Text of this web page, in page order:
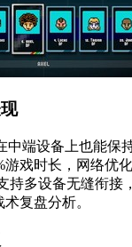
中端设备上也能保
游戏时长，网络优
持多设备无缝衔接
复盘分析。